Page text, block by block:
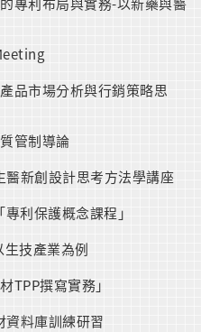
品市場分析與行銷策略思
管制導論
新創設計思考方法學講座
利保護概念課程」
技產業為例
TPP撰寫實務」
料庫訓練研習